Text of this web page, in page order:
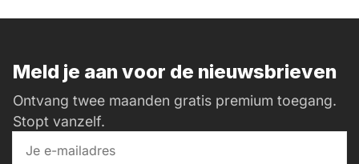
Meld je aan voor de nieuwsbrieven
Ontvang twee maanden gratis premium toegang.
Stopt vanzelf.